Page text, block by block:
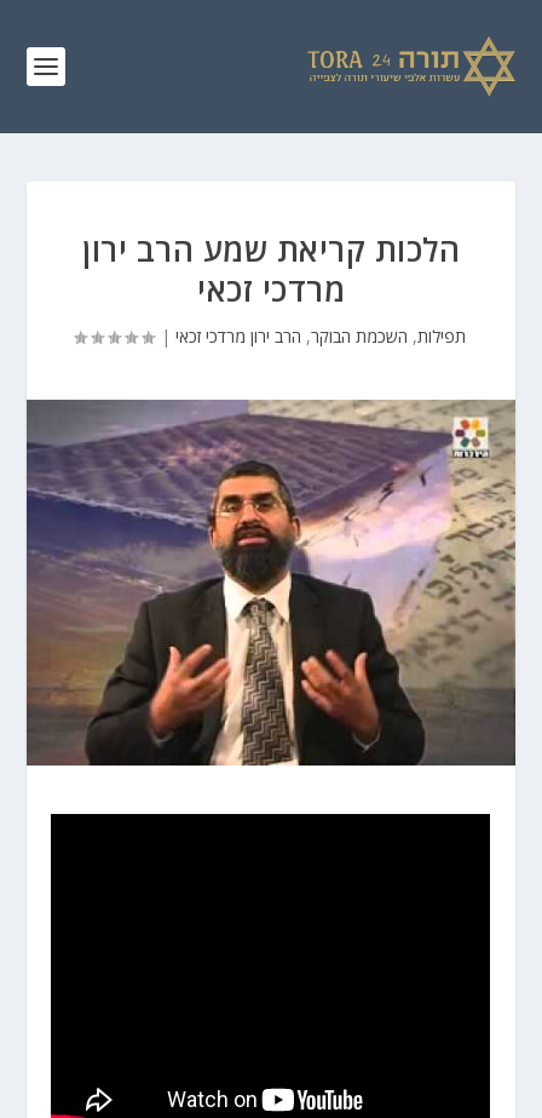
הלכות קריאת שמע הרב ירון
מרדכי זכאי
תפילות, השכמת הבוקר, הרב ירון מרדכי זכאי |